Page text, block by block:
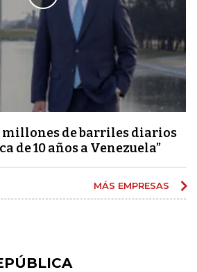
millones de barriles diarios
de 10 años a Venezuela”
MÁS EMPRESAS